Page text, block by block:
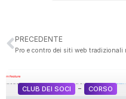
PRECEDENTE
CLUB DEI SOCI - CORSO